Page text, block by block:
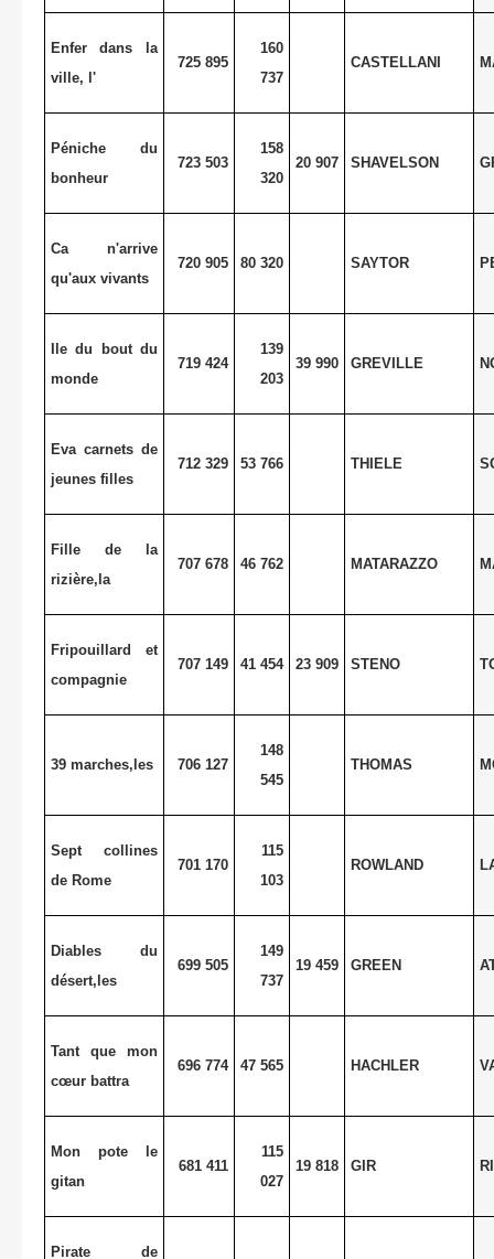
Enfer dans la
ville, l'
725 895
160
737
CASTELLANI
Péniche du
bonheur
723 503
158
320
20 907 SHAVELSON
Ca n'arrive
qu'aux vivants
720 905 80 320 SAYTOR
Ile du bout du
monde
719 424
139
203
39 990 GREVILLE
Eva carnets de
jeunes filles
712 329 53 766 THIELE
Fille de la
rizière,la
707 678 46 762 MATARAZZO
Fripouillard et
compagnie
707 149 41 454 23 909 STENO
39 marches,les 706 127
148
545
THOMAS
Sept collines
de Rome
701 170
115
103
ROWLAND
Diables du
désert,les
699 505
149
737
19 459 GREEN
Tant que mon
cœur battra
696 774 47 565 HACHLER
Mon pote le
gitan
681 411
115
027
19 818 GIR
Pirate de